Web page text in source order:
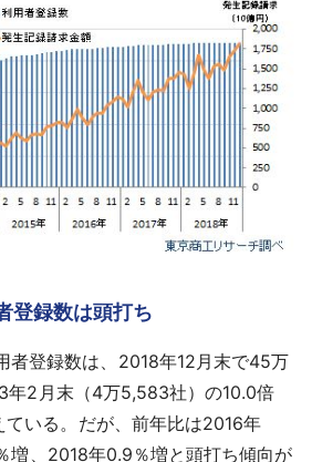
登録数は頭打ち
者登録数は、2018年12月末で45万
年2月末（4万5,583社）の10.0倍
ている。だが、前年比は2016年
増、2018年0.9％増と頭打ち傾向が